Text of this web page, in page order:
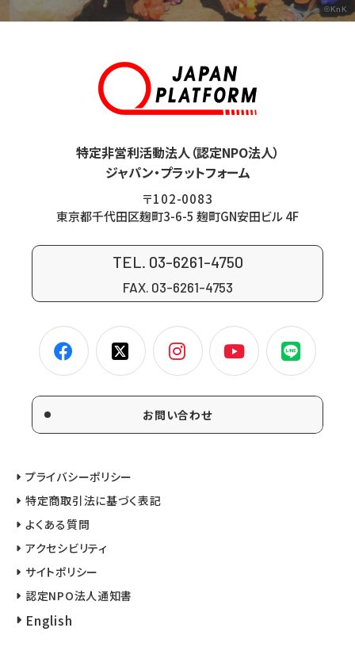
©KnK
特定非営利活動法人（認定NPO法人）
ジャパン・プラットフォーム
〒102-0083
東京都千代田区麹町3-6-5 麹町GN安田ビル 4F
TEL. 03-6261-4750
FAX. 03-6261-4753
お問い合わせ
プライバシーポリシー
特定商取引法に基づく表記
よくある質問
アクセシビリティ
サイトポリシー
認定NPO法人通知書
English